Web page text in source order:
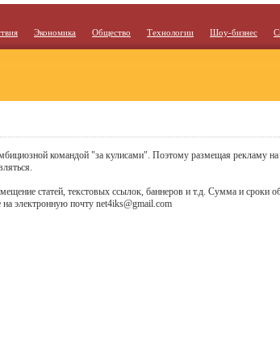
Экономика Общество Технологии Шоу-бизнес
командой "за кулисами". Поэтому размещая рекламу
статей, текстовых ссылок, баннеров и т.д. Сумма и сроки
электронную почту net4iks@gmail.com